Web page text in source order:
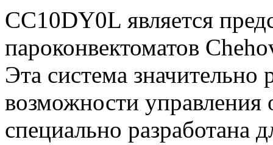
CC10DY0L является
пароконвектоматов
Эта система
возможности
специально разработана